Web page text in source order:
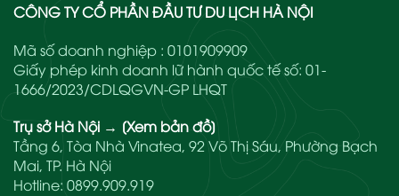
CÔNG TY CỔ PHẦN ĐẦU TƯ DU LỊCH HÀ NỘI
Mã số doanh nghiệp : 0101909909
Giấy phép kinh doanh lữ hành quốc tế số: 01-
1666/2023/CDLQGVN-GP LHQT
Trụ sở Hà Nội → [Xem bản đồ]
Tầng 6, Tòa Nhà Vinatea, 92 Võ Thị Sáu, Phường Bạch
Mai, TP. Hà Nội
Hotline: 0899.909.919